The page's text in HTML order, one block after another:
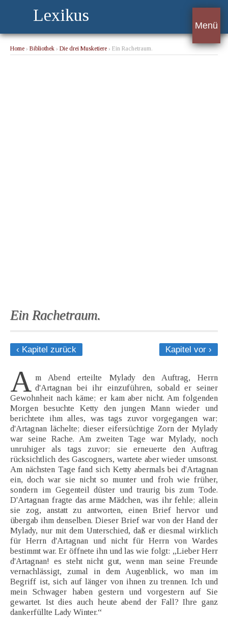
Lexikus
Menü
Home › Bibliothek › Die drei Musketiere › Ein Rachetraum.
Ein Rachetraum.
‹ Kapitel zurück Kapitel vor ›
A m Abend erteilte Mylady den Auftrag, Herrn
d'Artagnan bei ihr einzuführen, sobald er seiner
Gewohnheit nach käme; er kam aber nicht. Am folgenden
Morgen besuchte Ketty den jungen Mann wieder und
berichtete ihm alles, was tags zuvor vorgegangen war;
d'Artagnan lächelte; dieser eifersüchtige Zorn der Mylady
war seine Rache. Am zweiten Tage war Mylady, noch
unruhiger als tags zuvor; sie erneuerte den Auftrag
rücksichtlich des Gascogners, wartete aber wieder umsonst.
Am nächsten Tage fand sich Ketty abermals bei d'Artagnan
ein, doch war sie nicht so munter und froh wie früher,
sondern im Gegenteil düster und traurig bis zum Tode.
D'Artagnan fragte das arme Mädchen, was ihr fehle; allein
sie zog, anstatt zu antworten, einen Brief hervor und
übergab ihm denselben. Dieser Brief war von der Hand der
Mylady, nur mit dem Unterschied, daß er diesmal wirklich
für Herrn d'Artagnan und nicht für Herrn von Wardes
bestimmt war. Er öffnete ihn und las wie folgt: „Lieber Herr
d'Artagnan! es steht nicht gut, wenn man seine Freunde
vernachlässigt, zumal in dem Augenblick, wo man im
Begriff ist, sich auf länger von ihnen zu trennen. Ich und
mein Schwager haben gestern und vorgestern auf Sie
gewartet. Ist dies auch heute abend der Fall? Ihre ganz
dankerfüllte Lady Winter.“